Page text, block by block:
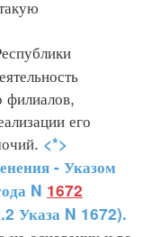
филиалов,
его
<*>
- Указом
N 1672
Указа N 1672).